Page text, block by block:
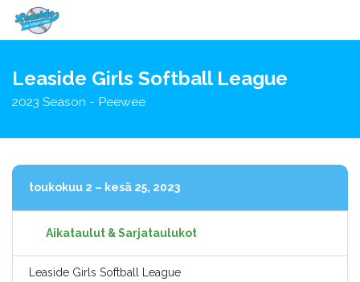
Leaside Girls Softball League
2023 Season - Peewee
toukokuu 2 – kesä 25, 2023
Aikataulut & Sarjataulukot
Leaside Girls Softball League